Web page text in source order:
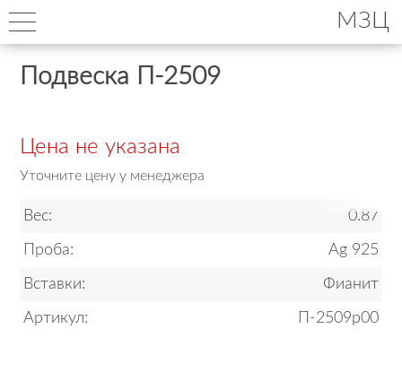
МЗЦ
Подвеска П-2509
Цена не указана
Уточните цену у менеджера
Вес: 0.87
Проба: Ag 925
Вставки: Фианит
Артикул: П-2509р00